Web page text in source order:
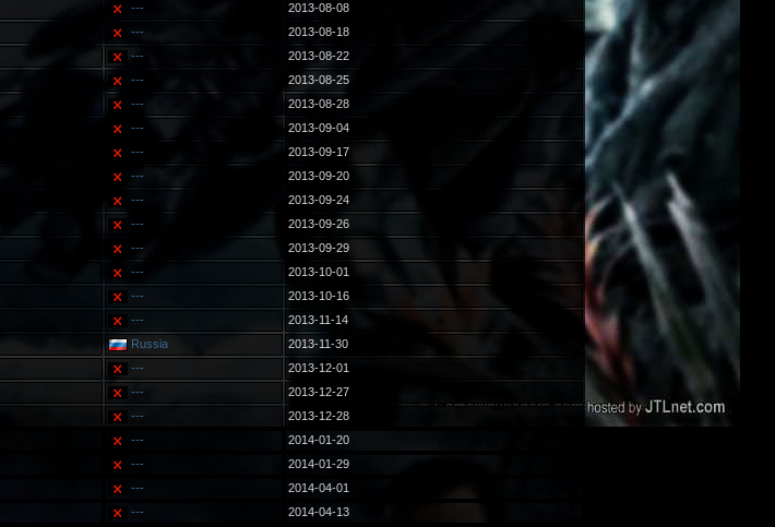
---
2013-08-08
---
2013-08-18
---
2013-08-22
---
2013-08-25
---
2013-08-28
---
2013-09-04
---
2013-09-17
---
2013-09-20
---
2013-09-24
---
2013-09-26
---
2013-09-29
---
2013-10-01
---
2013-10-16
---
2013-11-14
Russia
2013-11-30
---
2013-12-01
---
2013-12-27
---
2013-12-28
---
2014-01-20
---
2014-01-29
---
2014-04-01
---
2014-04-13